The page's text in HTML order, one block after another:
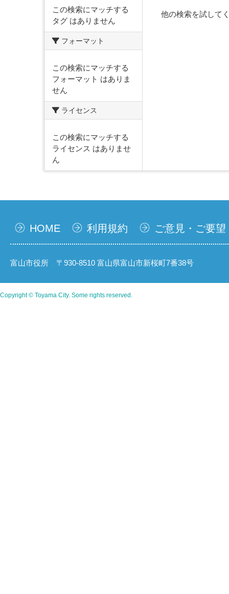
この検索にマッチする
タグ はありません
フォーマット
この検索にマッチする
フォーマット はありま
せん
ライセンス
この検索にマッチする
ライセンス はありませ
ん
他の検索を試して
HOME 利用規約 ご意見・ご要望
富山市役所 〒930-8510 富山県富山市新桜町7番38号
Copyright © Toyama City. Some rights reserved.